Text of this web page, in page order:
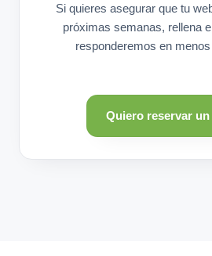
Si quieres asegurar que tu
próximas semanas, rellena
responderemos en
Quiero reservar un